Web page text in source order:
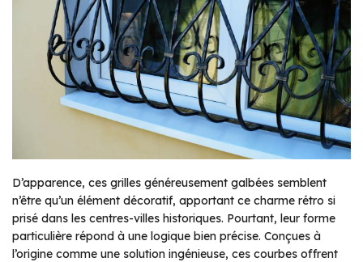
D’apparence, ces grilles généreusement galbées semblent
n’être qu’un élément décoratif, apportant ce charme rétro si
prisé dans les centres-villes historiques. Pourtant, leur forme
particulière répond à une logique bien précise. Conçues à
l’origine comme une solution ingénieuse, ces courbes offrent